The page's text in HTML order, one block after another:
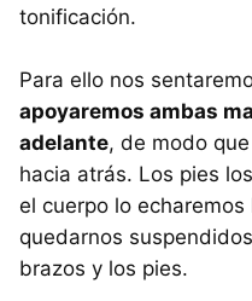
tonificación.
Para ello nos
apoyaremos ambas
adelante, de modo
hacia atrás. Los pies
el cuerpo lo
quedarnos
brazos y los pies.